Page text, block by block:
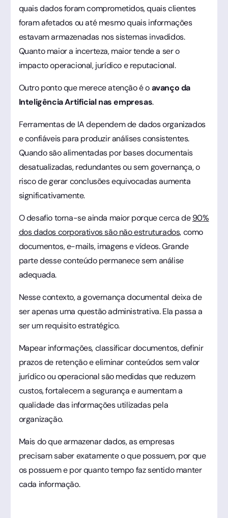
quais dados foram comprometidos, quais clientes
foram afetados ou até mesmo quais informações
estavam armazenadas nos sistemas invadidos.
Quanto maior a incerteza, maior tende a ser o
impacto operacional, jurídico e reputacional.
Outro ponto que merece atenção é oavanço da
Inteligência Artificial nas empresas.
Ferramentas de IA dependem de dados organizados
e confiáveis para produzir análises consistentes.
Quando são alimentadas por bases documentais
desatualizadas, redundantes ou sem governança, o
risco de gerar conclusões equivocadas aumenta
significativamente.
O desafio torna-se ainda maior porque cerca de90%
dos dados corporativos são não estruturados,como
documentos, e-mails, imagens e vídeos. Grande
parte desse conteúdo permanece sem análise
adequada.
Nesse contexto, a governança documental deixa de
ser apenas uma questão administrativa. Ela passa a
ser um requisito estratégico.
Mapear informações, classificar documentos, definir
prazos de retenção e eliminar conteúdos sem valor
jurídico ou operacional são medidas que reduzem
custos, fortalecem a segurança e aumentam a
qualidade das informações utilizadas pela
organização.
Mais do que armazenar dados, as empresas
precisam saber exatamente o que possuem, por que
os possuem e por quanto tempo faz sentido manter
cada informação.